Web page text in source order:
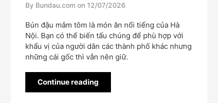
By Bundau.com on 12/07/2026
Bún đậu mắm tôm là món ăn nổi tiếng của Hà
Nội. Bạn có thể biến tấu chúng để phù hợp với
khẩu vị của người dân các thành phố khác nhưng
những cái gốc thì vẫn nên giữ.
Continue reading